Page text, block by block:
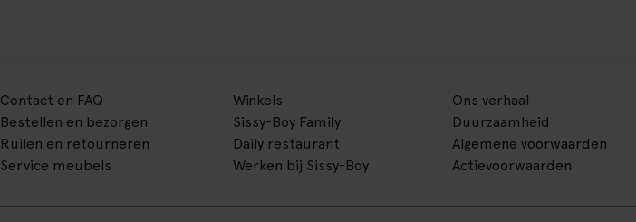
Contact en FAQ
Bestellen en bezorgen
Ruilen en retourneren
Service meubels
Winkels
Sissy-Boy Family
Daily restaurant
Werken bij Sissy-Boy
Ons verhaal
Duurzaamheid
Algemene voorwaarden
Actievoorwaarden